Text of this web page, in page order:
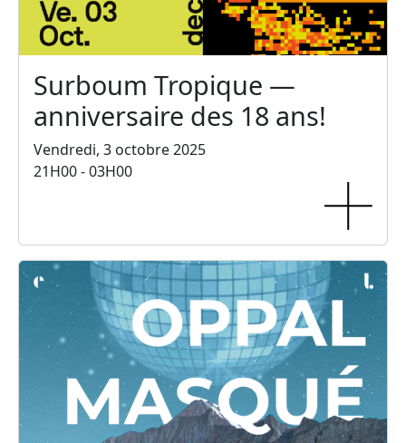
Surboum Tropique —
anniversaire des 18 ans!
Vendredi, 3 octobre 2025
21H00 - 03H00